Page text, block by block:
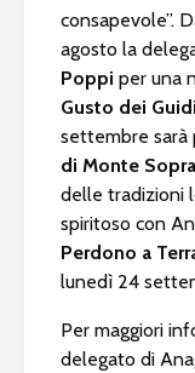
consapevole”.
agosto la
Poppi per una
Gusto dei
settembre sarà
di Monte
delle tradizioni
spiritoso con
Perdono a
lunedì 24
Per maggiori
delegato di